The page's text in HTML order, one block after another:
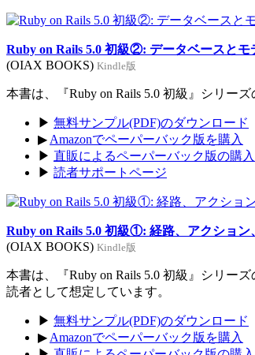
Ruby on Rails 5.0 初級②: データベースとモ
(OIAX BOOKS) Kindle版
本書は、『Ruby on Rails 5.0 初級』シリー
▶ 無料サンプル(PDF)のダウンロード
▶ Amazonでペーパーバック版を購入
▶ 直販によるペーパーバック版の購入
▶ 読者サポートページ
Ruby on Rails 5.0 初級①: 経路、アクション
(OIAX BOOKS) Kindle版
本書は、『Ruby on Rails 5.0 初級』シリー
読者として想定しています。
▶ 無料サンプル(PDF)のダウンロード
▶ Amazonでペーパーバック版を購入